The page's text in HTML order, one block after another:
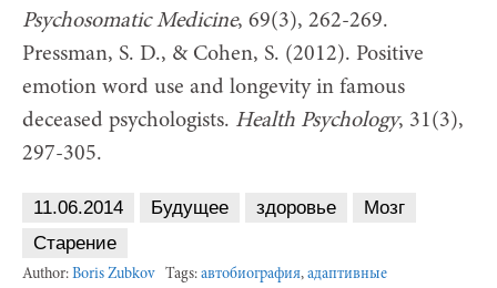
Psychosomatic Medicine, 69(3), 262-269.
Pressman, S. D., & Cohen, S. (2012). Positive
emotion word use and longevity in famous
deceased psychologists. Health Psychology, 31(3),
297-305.
11.06.2014 Будущее здоровье
Мозг
Старение
Author: Boris Zubkov Tags: автобиография, адаптивные